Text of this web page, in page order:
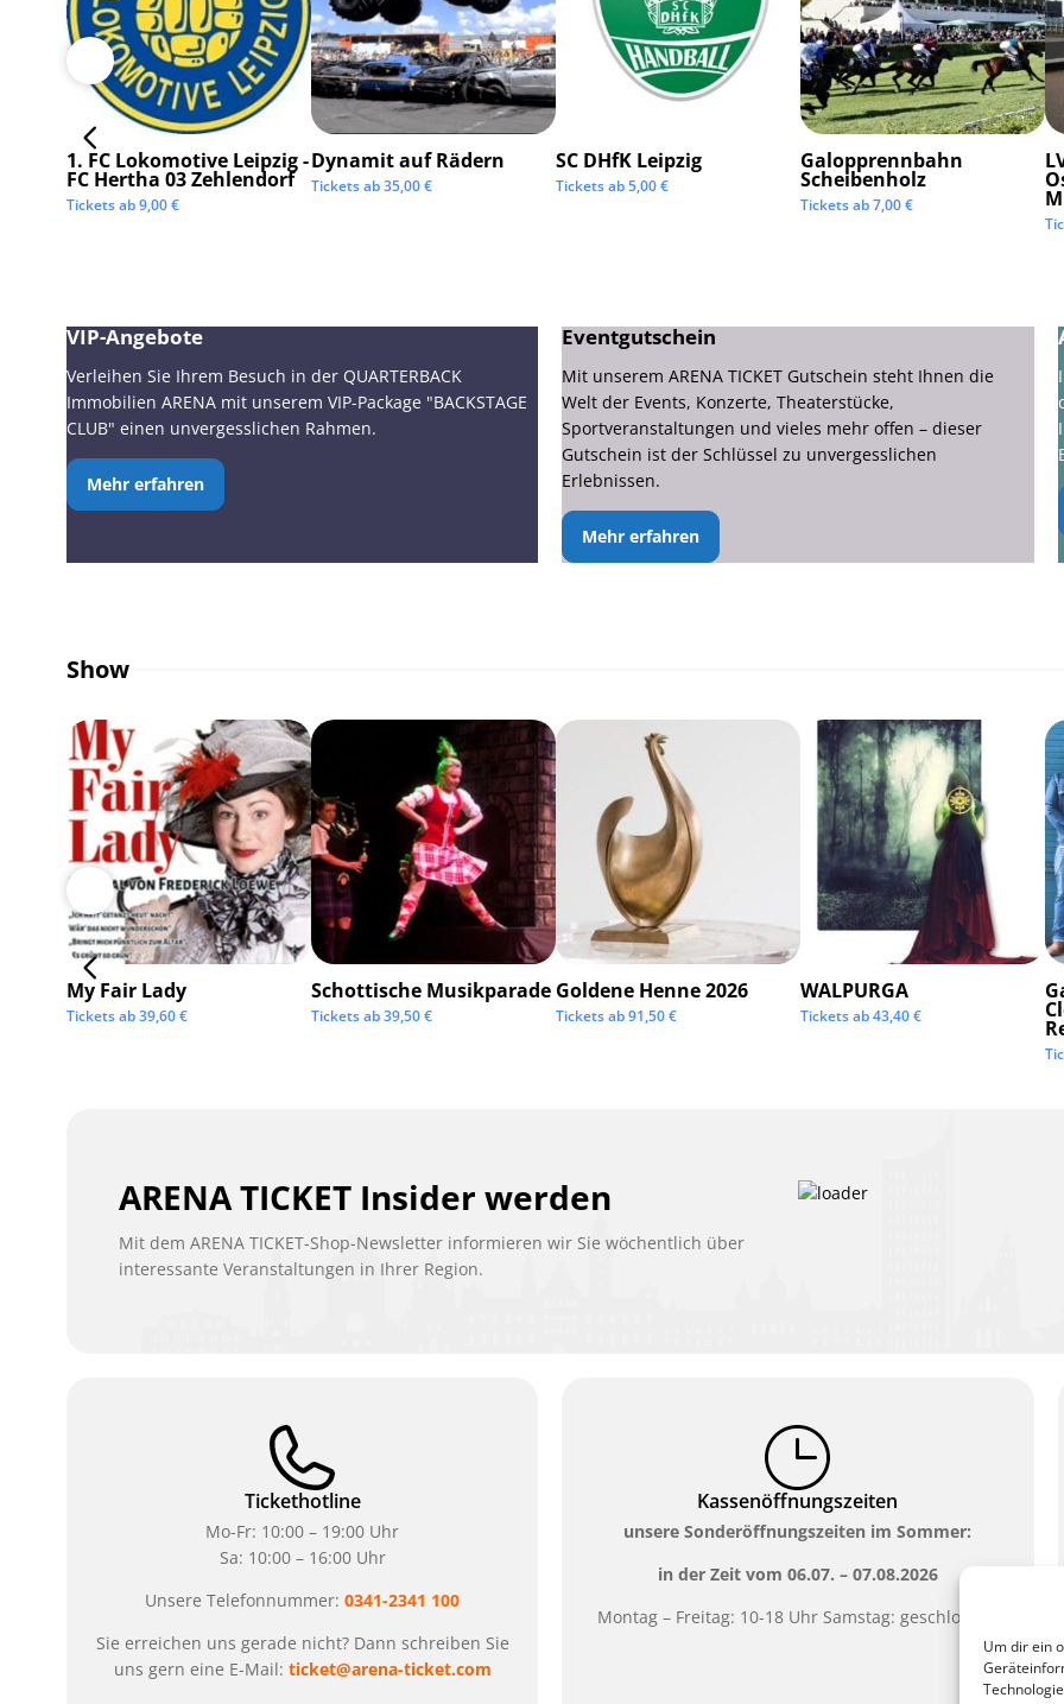
Um dir ein
1. FC Lokomotive Leipzig -
FC Hertha 03 Zehlendorf
Tickets ab9,00€
Dynamit auf Rädern
Tickets ab35,00€
SC DHfK Leipzig
Tickets ab5,00€
Galopprennbahn
Scheibenholz
Tickets ab7,00€
VIP-Angebote
Verleihen Sie Ihrem Besuch in der QUARTERBACK
Immobilien ARENA mit unserem VIP-Package "BACKSTAGE
CLUB" einen unvergesslichen Rahmen.
Mehr erfahren
Eventgutschein
Mit unserem ARENA TICKET Gutschein steht Ihnen die
Welt der Events, Konzerte, Theaterstücke,
Sportveranstaltungen und vieles mehr offen – dieser
Gutschein ist der Schlüssel zu unvergesslichen
Erlebnissen.
Mehr erfahren
Show
My Fair Lady
Tickets ab39,60€
Schottische Musikparade
Tickets ab39,50€
Goldene Henne 2026
Tickets ab91,50€
WALPURGA
Tickets ab43,40€
ARENA TICKET Insider werden
Mit dem ARENA TICKET-Shop-Newsletter informieren wir Sie wöchentlich über
interessante Veranstaltungen in Ihrer Region.
Tickethotline
Mo-Fr: 10:00 – 19:00 Uhr
Sa: 10:00 – 16:00 Uhr
Unsere Telefonnummer:0341-2341 100
Sie erreichen uns gerade nicht? Dann schreiben Sie
uns gern eine E-Mail: ticket@arena-ticket.com
Kassenöffnungszeiten
unsere Sonderöffnungszeiten im Sommer:
in der Zeit vom 06.07. – 07.08.2026
Montag – Freitag: 10-18 Uhr Samstag: geschlossen